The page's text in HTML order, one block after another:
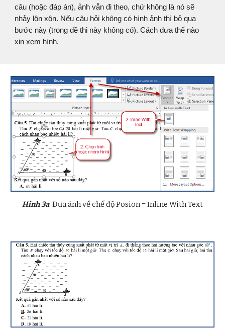
câu (hoặc đáp án), ảnh vẫn đi theo, chứ không là nó sẽ
nhảy lộn xộn. Nếu câu hỏi không có hình ảnh thì bỏ qua
bước này (trongđề thi này không có). Cách đưa thế nào
xin xem hình.
Hình 3a: Đưa ảnh về chế độ Posion = Inline With Text